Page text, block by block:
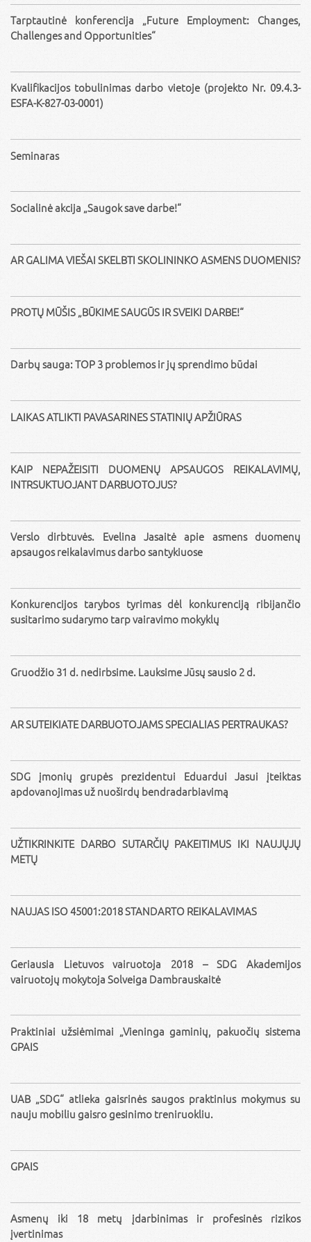
Tarptautinė konferencija „Future Employment: Changes,
Challenges and Opportunities“
Kvalifikacijos tobulinimas darbo vietoje (projekto Nr. 09.4.3-
ESFA-K-827-03-0001)
Seminaras
Socialinė akcija „Saugok save darbe!“
AR GALIMA VIEŠAI SKELBTI SKOLININKO ASMENS DUOMENIS?
PROTŲ MŪŠIS „BŪKIME SAUGŪS IR SVEIKI DARBE!“
Darbų sauga: TOP 3 problemos ir jų sprendimo būdai
LAIKAS ATLIKTI PAVASARINES STATINIŲ APŽIŪRAS
KAIP NEPAŽEISITI DUOMENŲ APSAUGOS REIKALAVIMŲ,
INTRSUKTUOJANT DARBUOTOJUS?
Verslo dirbtuvės. Evelina Jasaitė apie asmens duomenų
apsaugos reikalavimus darbo santykiuose
Konkurencijos tarybos tyrimas dėl konkurenciją ribijančio
susitarimo sudarymo tarp vairavimo mokyklų
Gruodžio 31 d. nedirbsime. Lauksime Jūsų sausio 2 d.
AR SUTEIKIATE DARBUOTOJAMS SPECIALIAS PERTRAUKAS?
SDG įmonių grupės prezidentui Eduardui Jasui įteiktas
apdovanojimas už nuoširdų bendradarbiavimą
UŽTIKRINKITE DARBO SUTARČIŲ PAKEITIMUS IKI NAUJŲJŲ
METŲ
NAUJAS ISO 45001:2018 STANDARTO REIKALAVIMAS
Geriausia Lietuvos vairuotoja 2018 – SDG Akademijos
vairuotojų mokytoja Solveiga Dambrauskaitė
Praktiniai užsiėmimai „Vieninga gaminių, pakuočių sistema
GPAIS
UAB „SDG“ atlieka gaisrinės saugos praktinius mokymus su
nauju mobiliu gaisro gesinimo treniruokliu.
GPAIS
Asmenų iki 18 metų įdarbinimas ir profesinės rizikos
įvertinimas